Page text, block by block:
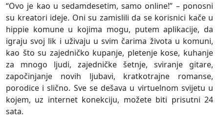
“Ovo je kao u sedamdesetim, samo online!” – ponosni
su kreatori ideje. Oni su zamislili da se korisnici kače u
hippie komune u kojima mogu, putem aplikacije, da
igraju svoj lik i uživaju u svim čarima života u komuni,
kao što su zajedničko kupanje, pletenje kose, kuhanje
za mnogo ljudi, zajedničke šetnje, sviranje gitare,
započinjanje novih ljubavi, kratkotrajne romanse,
porodice i slično. Sve se dešava u virtuelnom svijetu u
kojem, uz internet konekciju, možete biti prisutni 24
sata.